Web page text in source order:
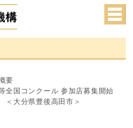
要
全国コンクール 参加店募集開始
大分県豊後高田市＞